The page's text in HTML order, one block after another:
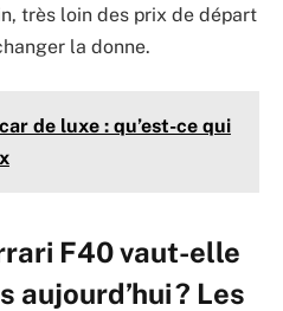
très loin des prix de départ
la donne.
de luxe : qu’est-ce qui
F40 vaut-elle
? Les